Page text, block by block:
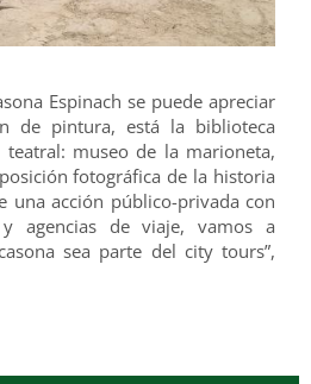
Espinach se puede apreciar
de pintura, está la biblioteca
teatral: museo de la marioneta,
fotográfica de la historia
una acción público-privada con
agencias de viaje, vamos a
sea parte del city tours”,